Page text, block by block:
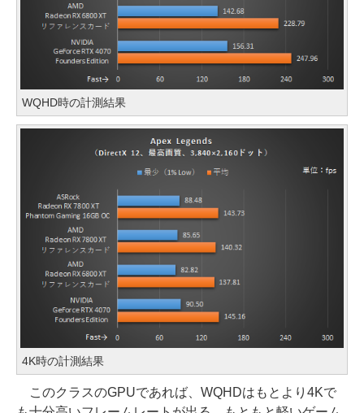
WQHD時の計測結果
4K時の計測結果
このクラスのGPUであれば、WQHDはもとより4Kで